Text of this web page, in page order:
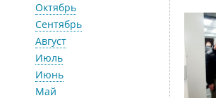
Октябрь
Сентябрь
Август
Июль
Июнь
Май